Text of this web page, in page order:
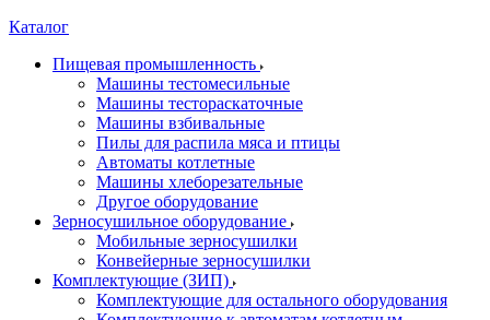
Каталог
Пищевая промышленность
Машины тестомесильные
Машины тестораскаточные
Машины взбивальные
Пилы для распила мяса и птицы
Автоматы котлетные
Машины хлеборезательные
Другое оборудование
Зерносушильное оборудование
Мобильные зерносушилки
Конвейерные зерносушилки
Комплектующие (ЗИП)
Комплектующие для остального оборудования